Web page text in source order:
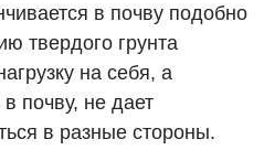
в почву подобно
твердого грунта
на себя, а
почву, не дает
в разные стороны.